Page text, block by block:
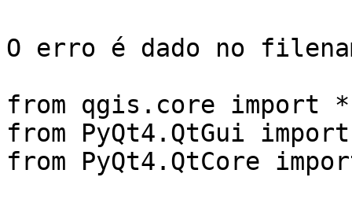
O erro é dado no
from qgis.core import *
from PyQt4.QtGui
from PyQt4.QtCore